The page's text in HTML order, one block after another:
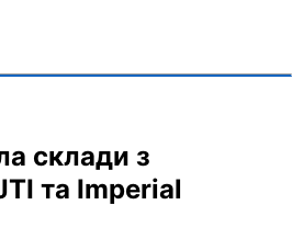
склади з
та Imperial